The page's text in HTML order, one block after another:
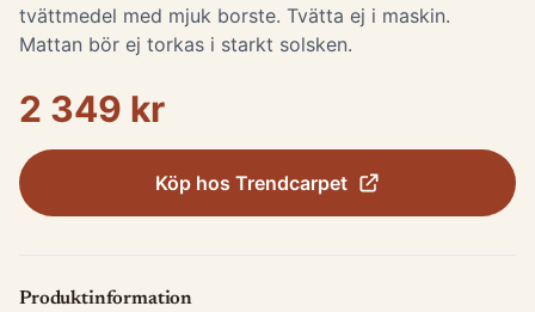
tvättmedel med mjuk borste. Tvätta ej i maskin.
Mattan bör ej torkas i starkt solsken.
2 349 kr
Köp hos Trendcarpet
Produktinformation